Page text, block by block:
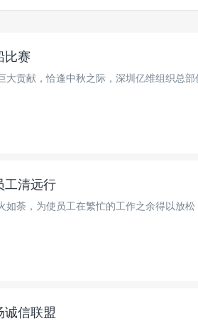
比赛
大贡献，恰逢中秋之际，深圳亿维组织总
工清远行
如荼，为使员工在繁忙的工作之余得以放
诚信联盟